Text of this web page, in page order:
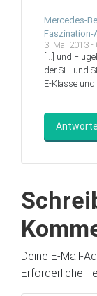
Mercedes-
Faszination-
3. Mai 2013 -
[…] und
der SL- und
E-Klasse
Deine E-Mail-
Erforderliche